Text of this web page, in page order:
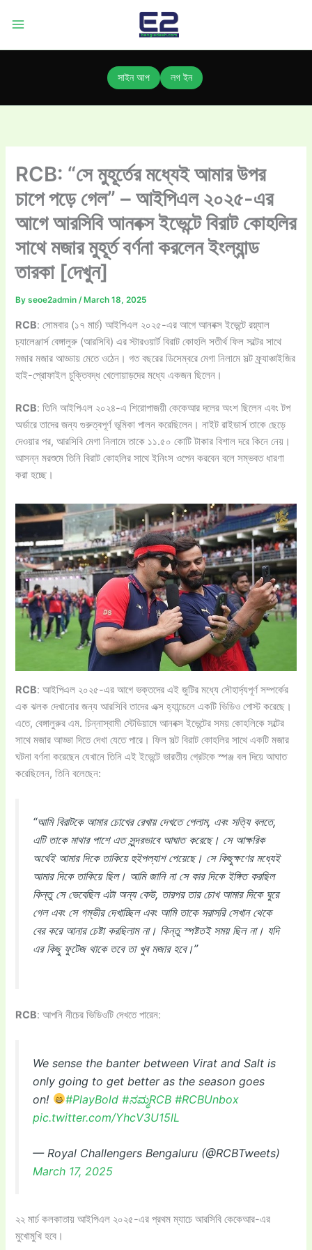
সাইন আপ লগ ইন
RCB: “সে মুহূর্তের মধ্যেই আমার উপর
চাপে পড়ে গেল” – আইপিএল ২০২৫-এর
আগে আরসিবি আনবক্স ইভেন্টে বিরাট কোহলির
সাথে মজার মুহূর্ত বর্ণনা করলেন ইংল্যান্ড
তারকা [দেখুন]
Byseoe2admin/ March 18, 2025
RCB: সোমবার (১৭ মার্চ) আইপিএল ২০২৫-এর আগে আনবক্স ইভেন্টে রয়্যাল
চ্যালেঞ্জার্স বেঙ্গালুরু (আরসিবি) এর স্টারওয়ার্ট বিরাট কোহলি সতীর্থ ফিল সল্টের সাথে
মজার মজার আড্ডায় মেতে ওঠেন। গত বছরের ডিসেম্বরে মেগা নিলামে সল্ট ফ্র্যাঞ্চাইজির
হাই-প্রোফাইল চুক্তিবদ্ধ খেলোয়াড়দের মধ্যে একজন ছিলেন।
RCB: তিনি আইপিএল ২০২৪-এ শিরোপাজয়ী কেকেআর দলের অংশ ছিলেন এবং টপ
অর্ডারে তাদের জন্য গুরুত্বপূর্ণ ভূমিকা পালন করেছিলেন। নাইট রাইডার্স তাকে ছেড়ে
দেওয়ার পর, আরসিবি মেগা নিলামে তাকে ১১.৫০ কোটি টাকার বিশাল দরে কিনে নেয়।
আসন্ন মরশুমে তিনি বিরাট কোহলির সাথে ইনিংস ওপেন করবেন বলে সম্ভবত ধারণা
করা হচ্ছে।
RCB: আইপিএল ২০২৫-এর আগে ভক্তদের এই জুটির মধ্যে সৌহার্দ্যপূর্ণ সম্পর্কের
এক ঝলক দেখানোর জন্য আরসিবি তাদের এক্স হ্যান্ডেলে একটি ভিডিও পোস্ট করেছে।
এতে, বেঙ্গালুরুর এম. চিন্নাস্বামী স্টেডিয়ামে আনবক্স ইভেন্টের সময় কোহলিকে সল্টের
সাথে মজার আড্ডা দিতে দেখা যেতে পারে। ফিল সল্ট বিরাট কোহলির সাথে একটি মজার
ঘটনা বর্ণনা করেছেন যেখানে তিনি এই ইভেন্টে ভারতীয় গ্রেটকে স্পঞ্জ বল দিয়ে আঘাত
করেছিলেন, তিনি বলেছেন:
“আমি বিরাটকে আমার চোখের রেখায় দেখতে পেলাম, এবং সত্যি বলতে,
এটি তাকে মাথার পাশে এত সুন্দরভাবে আঘাত করেছে। সে আক্ষরিক
অর্থেই আমার দিকে তাকিয়ে হুইপল্যাশ পেয়েছে। সে কিছুক্ষণের মধ্যেই
আমার দিকে তাকিয়ে ছিল। আমি জানি না সে কার দিকে ইঙ্গিত করছিল
কিন্তু সে ভেবেছিল এটা অন্য কেউ, তারপর তার চোখ আমার দিকে ঘুরে
গেল এবং সে গম্ভীর দেখাচ্ছিল এবং আমি তাকে সরাসরি সেখান থেকে
বের করে আনার চেষ্টা করছিলাম না। কিন্তু স্পষ্টতই সময় ছিল না। যদি
এর কিছু ফুটেজ থাকে তবে তা খুব মজার হবে।”
RCB: আপনি নীচের ভিডিওটি দেখতে পারেন:
We sense the banter between Virat and Salt is
only going to get better as the season goes
on!
#PlayBold #ನಮ್ಮRCB #RCBUnbox
pic.twitter.com/YhcV3U15lL
— Royal Challengers Bengaluru (@RCBTweets)
March 17, 2025
২২ মার্চ কলকাতায় আইপিএল ২০২৫-এর প্রথম ম্যাচে আরসিবি কেকেআর-এর
মুখোমুখি হবে।